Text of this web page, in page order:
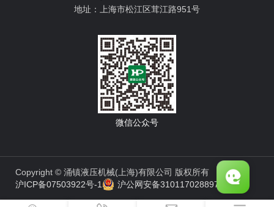
地址：
上海市松江区茸江路951号
微信公众号
Copyright © 涌镇液压机械(上海)有限公司 版权所有
沪ICP备07503922号-1
沪公网安备31011702889776号